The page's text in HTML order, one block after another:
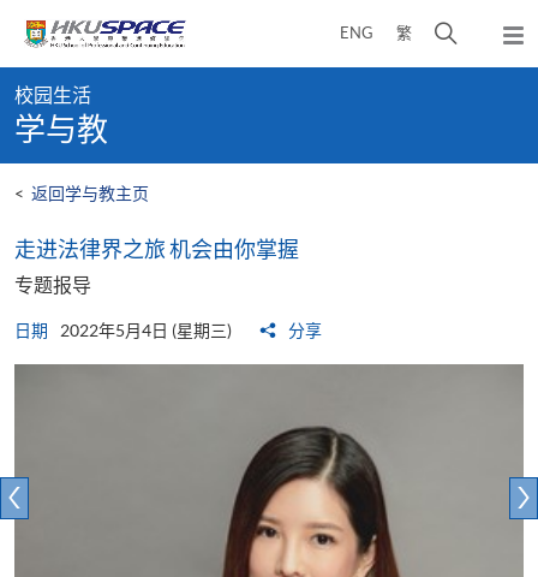
content
ENG 繁
开
弹
出
content
start
校园生活
学与教
< 返回学与教主页
走进法律界之旅 机会由你掌握
专题报导
日期 2022年5月4日 (星期三) 分享